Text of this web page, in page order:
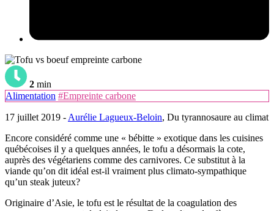
2 min
Alimentation #Empreinte carbone
17 juillet 2019 - Aurélie Lagueux-Beloin, Du tyrannosaure au climat
Encore considéré comme une « bébitte » exotique dans les cuisines
québécoises il y a quelques années, le tofu a désormais la cote,
auprès des végétariens comme des carnivores. Ce substitut à la
viande qu’on dit idéal est-il vraiment plus climato-sympathique
qu’un steak juteux?
Originaire d’Asie, le tofu est le résultat de la coagulation des